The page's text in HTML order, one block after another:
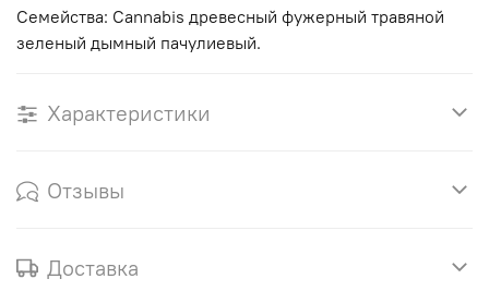
Семейства: Cannabis древесный фужерный травяной
зеленый дымный пачулиевый.
Характеристики
Отзывы
Доставка